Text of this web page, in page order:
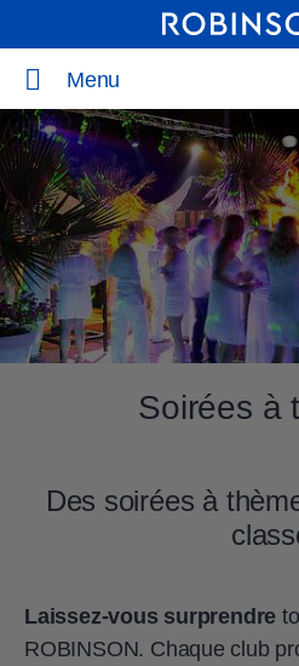
Menu
Soirées à
Des soirées à
Laissez-vous surprendre
ROBINSON. Chaque club